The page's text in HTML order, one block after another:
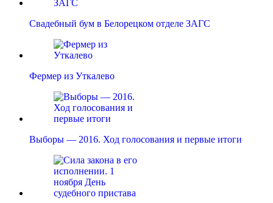
Свадебный бум в Белорецком отделе ЗАГС
Фермер из Уткалево
Выборы — 2016. Ход голосования и первые итоги